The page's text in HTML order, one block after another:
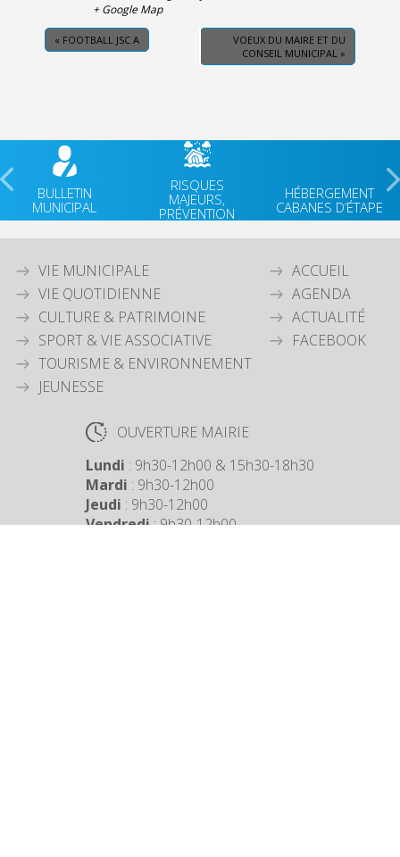
+ Google Map
« FOOTBALL JSC A
VOEUX DU MAIRE ET DU
CONSEIL MUNICIPAL »
BULLETIN
MUNICIPAL
RISQUES
MAJEURS,
PRÉVENTION
HÉBERGEMENT
CABANES D’ÉTAPE
VIE MUNICIPALE
VIE QUOTIDIENNE
CULTURE & PATRIMOINE
SPORT & VIE ASSOCIATIVE
TOURISME & ENVIRONNEMENT
JEUNESSE
ACCUEIL
AGENDA
ACTUALITÉ
FACEBOOK
OUVERTURE MAIRIE
Lundi : 9h30-12h00 & 15h30-18h30
Mardi : 9h30-12h00
Jeudi : 9h30-12h00
Vendredi: 9h30-12h00